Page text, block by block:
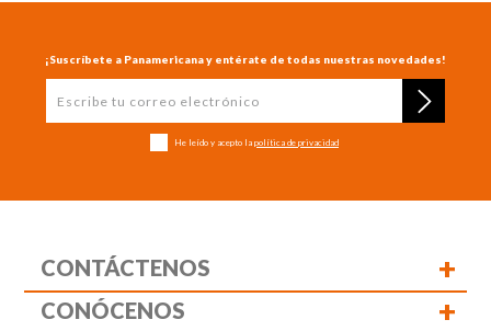
¡Suscríbete a Panamericana y entérate de todas nuestras novedades!
He leído y acepto la política de privacidad
CONTÁCTENOS +
CONÓCENOS +